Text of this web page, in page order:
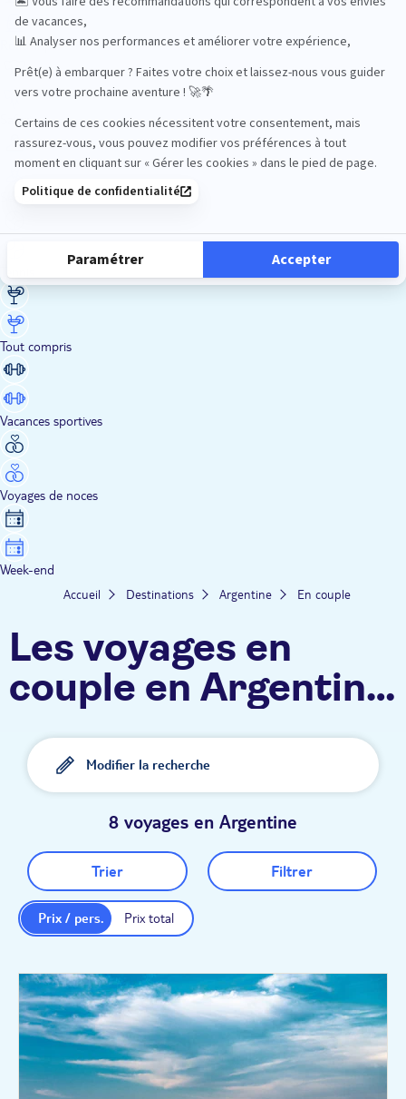
Road Trips
Safari
Sénior
Tout compris
Vacances sportives
Voyages de noces
Week-end
Accueil Destinations Argentine En couple
Les voyages en
couple en Argentine
TUI
Modifier la recherche
8 voyages en Argentine
Trier Filtrer
Prix total
Prix / pers.